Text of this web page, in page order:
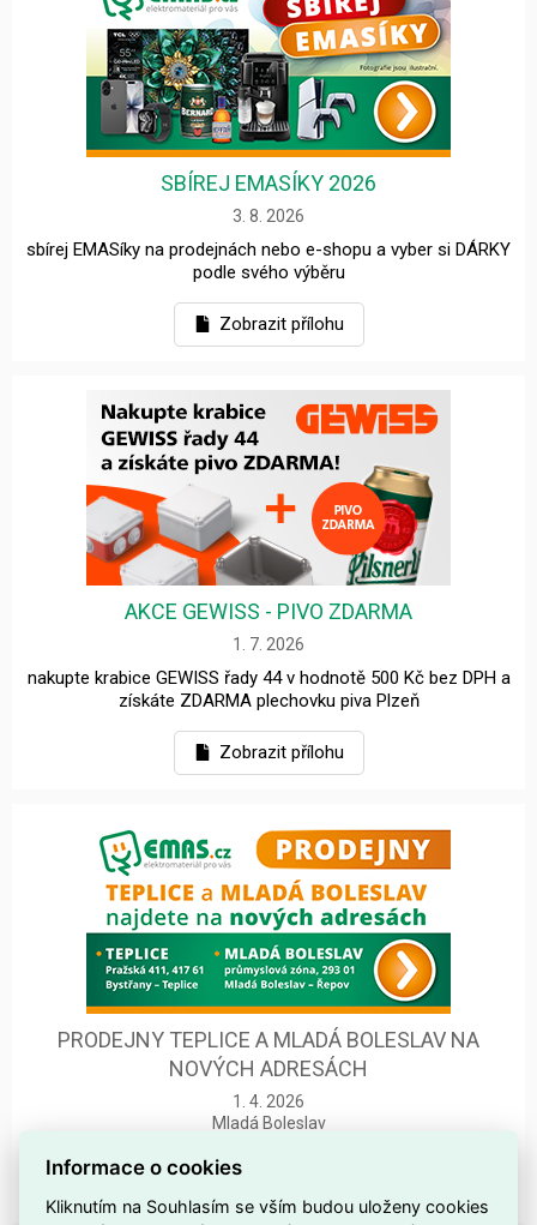
SBÍREJ EMASÍKY 2026
3. 8. 2026
sbírej EMASíky na prodejnách nebo e-shopu a vyber si DÁRKY
podle svého výběru
Zobrazit přílohu
AKCE GEWISS - PIVO ZDARMA
1. 7. 2026
nakupte krabice GEWISS řady 44 v hodnotě 500 Kč bez DPH a
získáte ZDARMA plechovku piva Plzeň
Zobrazit přílohu
PRODEJNY TEPLICE A MLADÁ BOLESLAV NA
NOVÝCH ADRESÁCH
1. 4. 2026
Mladá Boleslav
Informace o cookies
Kliknutím na Souhlasím se vším budou uloženy cookies